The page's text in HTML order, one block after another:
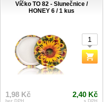
Víčko TO 82 - Slunečnice /
HONEY 6 / 1 kus
1,98 Kč 2,40 Kč